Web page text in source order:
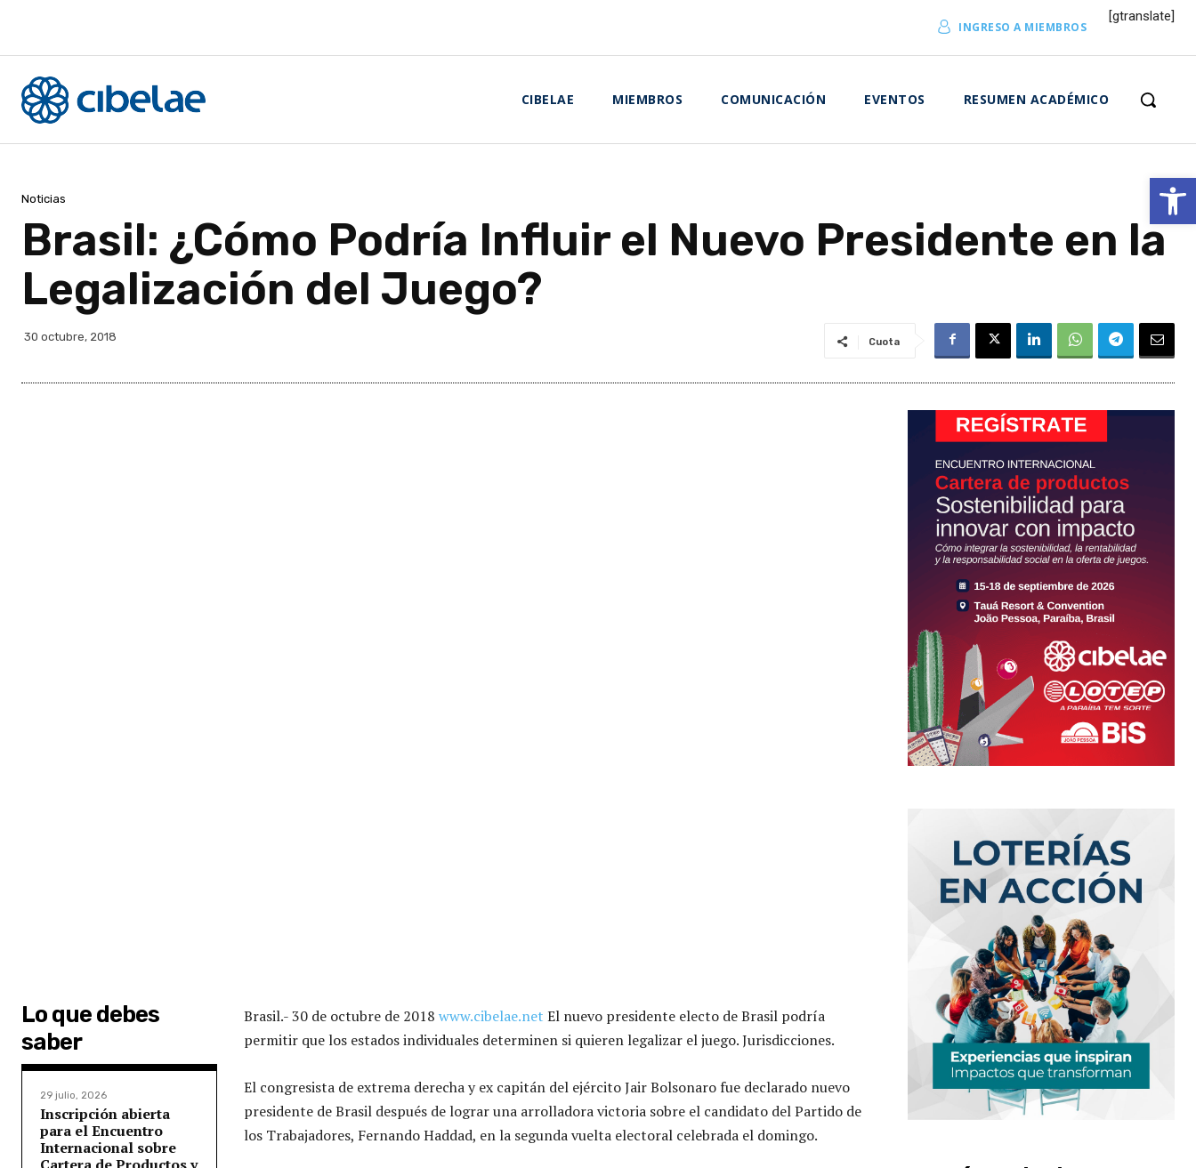
Abrir
INGRESO A MIEMBROS
[gtranslate]
CIBELAE MIEMBROS COMUNICACIÓN EVENTOS RESUMEN ACADÉMICO
Noticias
Brasil: ¿Cómo Podría Influir el Nuevo Presidente en la
Legalización del Juego?
30 octubre, 2018 Cuota
Lo que debes
saber
29 julio, 2026
Inscripción abierta
para el Encuentro
Internacional sobre
Cartera de Productos y
Brasil.- 30 de octubre de 2018 www.cibelae.net El nuevo presidente electo de Brasil podría
permitir que los estados individuales determinen si quieren legalizar el juego. Jurisdicciones.
El congresista de extrema derecha y ex capitán del ejército Jair Bolsonaro fue declarado nuevo
presidente de Brasil después de lograr una arrolladora victoria sobre el candidato del Partido de
los Trabajadores, Fernando Haddad, en la segunda vuelta electoral celebrada el domingo.